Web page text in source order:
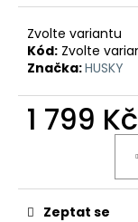
Zvolte variantu
Kód: Zvolte
Značka:HUSKY
1 799 Kč
Zeptat se
r
u
č
u
j
e
m